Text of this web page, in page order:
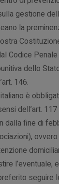
gestione
la
Codice
dello
146.
è
dell’art.
dalla fine di
l’eventuale,
seguire